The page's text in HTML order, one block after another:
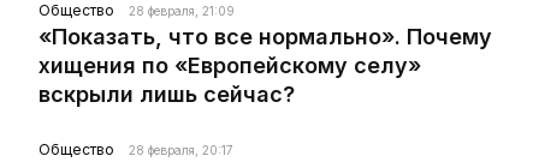
Общество 28 февраля, 21:09
«Показать, что все нормально». Почему
хищения по «Европейскому селу»
вскрыли лишь сейчас?
Общество 28 февраля, 20:17